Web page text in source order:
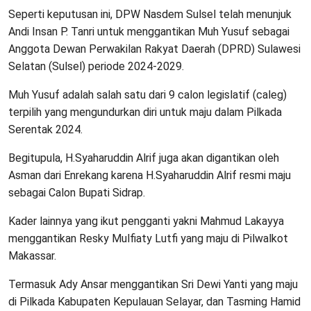
Seperti keputusan ini, DPW Nasdem Sulsel telah menunjuk
Andi Insan P. Tanri untuk menggantikan Muh Yusuf sebagai
Anggota Dewan Perwakilan Rakyat Daerah (DPRD) Sulawesi
Selatan (Sulsel) periode 2024-2029.
Muh Yusuf adalah salah satu dari 9 calon legislatif (caleg)
terpilih yang mengundurkan diri untuk maju dalam Pilkada
Serentak 2024.
Begitupula, H.Syaharuddin Alrif juga akan digantikan oleh
Asman dari Enrekang karena H.Syaharuddin Alrif resmi maju
sebagai Calon Bupati Sidrap.
Kader lainnya yang ikut pengganti yakni Mahmud Lakayya
menggantikan Resky Mulfiaty Lutfi yang maju di Pilwalkot
Makassar.
Termasuk Ady Ansar menggantikan Sri Dewi Yanti yang maju
di Pilkada Kabupaten Kepulauan Selayar, dan Tasming Hamid